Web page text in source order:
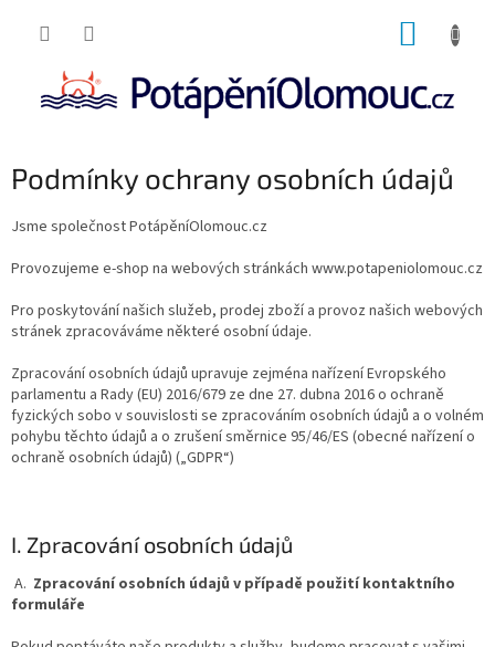
Podmínky ochrany osobních údajů
Jsme společnost PotápěníOlomouc.cz
Provozujeme e-shop na webových stránkách www.potapeniolomouc.cz
Pro poskytování našich služeb, prodej zboží a provoz našich webových
stránek zpracováváme některé osobní údaje.
Zpracování osobních údajů upravuje zejména nařízení Evropského
parlamentu a Rady (EU) 2016/679 ze dne 27. dubna 2016 o ochraně
fyzických sobo v souvislosti se zpracováním osobních údajů a o volném
pohybu těchto údajů a o zrušení směrnice 95/46/ES (obecné nařízení o
ochraně osobních údajů) („GDPR“)
I. Zpracování osobních údajů
A. Zpracování osobních údajů v případě použití kontaktního
formuláře